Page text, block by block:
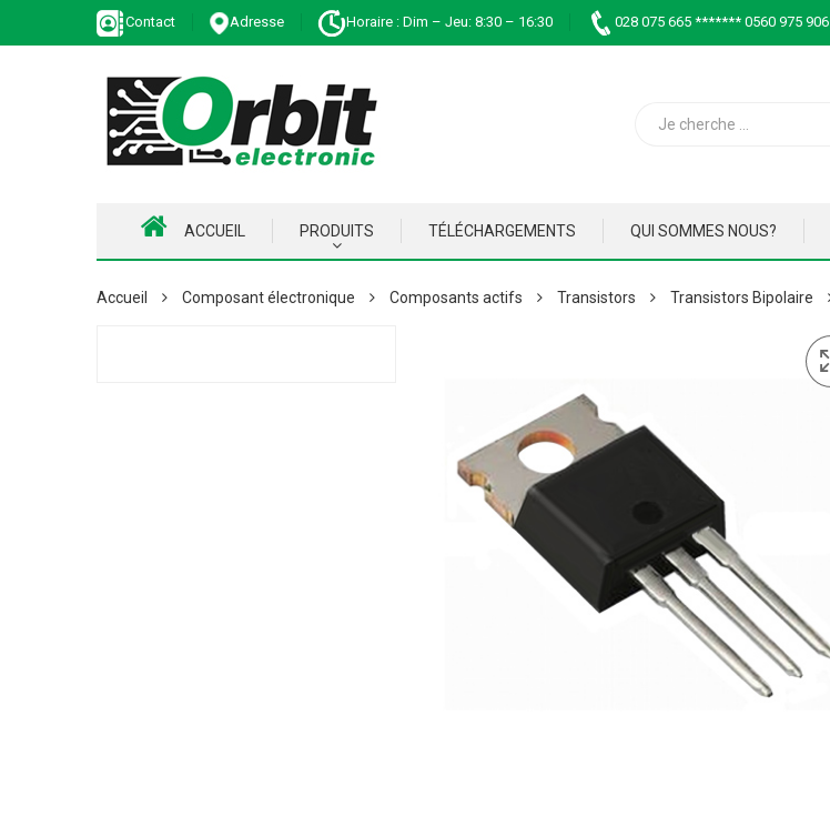
Contact Adresse Horaire : Dim – Jeu: 8:30 – 16:30 028 075 665 ******* 0560 975 906
ACCUEIL PRODUITS TÉLÉCHARGEMENTS QUI SOMMES NOUS?
Accueil Composant électronique Composants actifs Transistors Transistors Bipolaire